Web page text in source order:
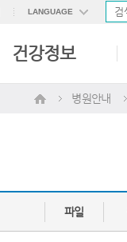
LANGUAGE
中國語
건강정보
병원안내
파일